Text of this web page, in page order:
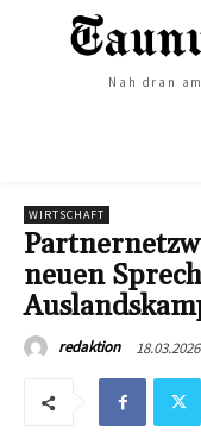
Nah dran
WIRTSCHAFT
neuen
redaktion 18.03.2026